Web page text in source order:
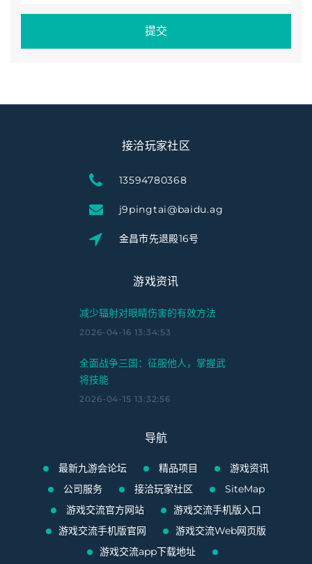
提交
接洽玩家社区
13594780368
j9pingtai@baidu.ag
金昌市先退殿16号
游戏资讯
减少辐射对眼睛伤害的有效方法
2026-04-16 13:34:53
全面战争三国：征服他人，掌握武
将技能
2026-04-15 13:32:56
导航
最新九游会论坛 精品项目
游戏资讯
公司服务
接洽玩家社区
SiteMap
游戏交流官方网站
游戏交流手机版入口
游戏交流手机版官网
游戏交流Web网页版
游戏交流app下载地址